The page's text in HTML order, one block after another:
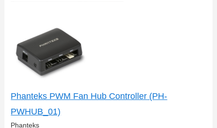
Phanteks PWM Fan Hub Controller (PH-
PWHUB_01)
Phanteks